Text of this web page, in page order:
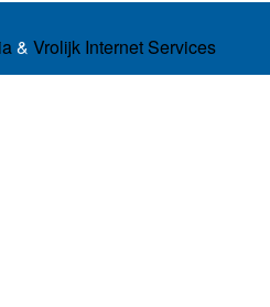
& Vrolijk Internet Services